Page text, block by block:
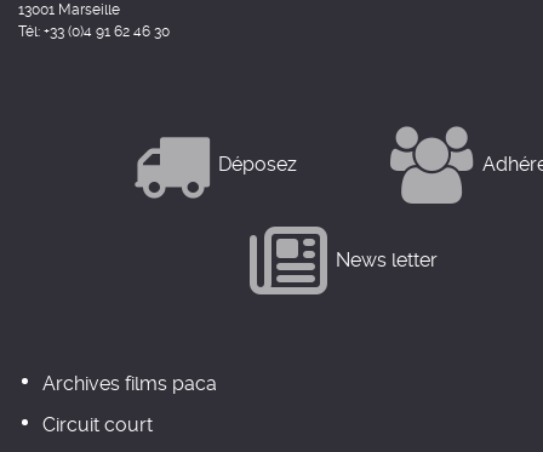
13001 Marseille
Tél: +33 (0)4 91 62 46 30
Déposez
News letter
Archives films paca
Circuit court